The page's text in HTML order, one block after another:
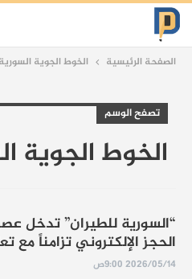
الصفحة الرئيسية الخوط الجوية السورية
تصفح الوسم
الخوط الجوية
“السورية للطيران” تدخل
الحجز الإلكتروني تزامناً مع
2026/05/14 9:00ص